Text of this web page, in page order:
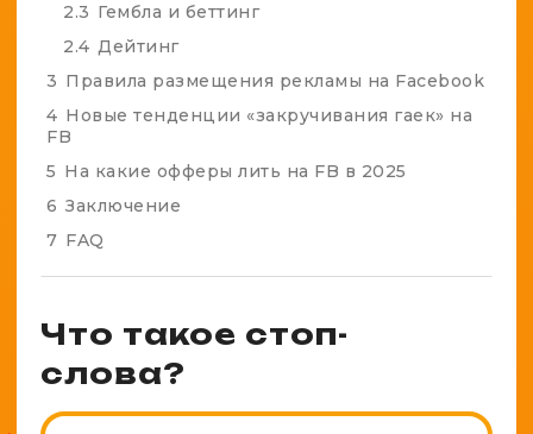
2.3 Гембла и беттинг
2.4 Дейтинг
3 Правила размещения рекламы на Facebook
4 Новые тенденции «закручивания гаек» на
FB
5 На какие офферы лить на FB в 2025
6 Заключение
7 FAQ
Что такое стоп-
слова?